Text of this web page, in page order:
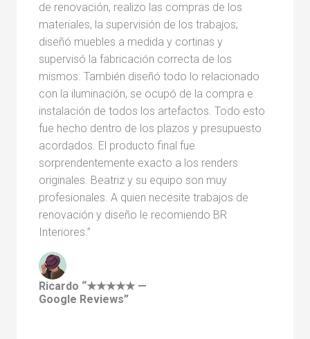
de renovación, realizo las compras de los
materiales, la supervisión de los trabajos;
diseñó muebles a medida y cortinas y
supervisó la fabricación correcta de los
mismos. También diseñó todo lo relacionado
con la iluminación, se ocupó de la compra e
instalación de todos los artefactos. Todo esto
fue hecho dentro de los plazos y presupuesto
acordados. El producto final fue
sorprendentemente exacto a los renders
originales. Beatriz y su equipo son muy
profesionales. A quien necesite trabajos de
renovación y diseño le recomiendo BR
Interiores.”
Ricardo “★★★★★ —
Google Reviews”